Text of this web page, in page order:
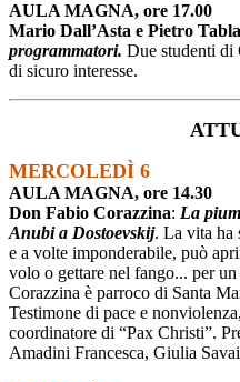
AULA MAGNA, ore 17.00
Mario Dall’Asta e Pietro
programmatori. Due studenti di
di sicuro interesse.
MERCOLEDÌ 6
AULA MAGNA, ore 14.30
Don Fabio Corazzina: La
Anubi a Dostoevskij. La vita ha
e a volte imponderabile, può
volo o gettare nel fango... per
Corazzina è parroco di Santa
Testimone di pace e
coordinatore di “Pax Christi”.
Amadini Francesca, Giulia